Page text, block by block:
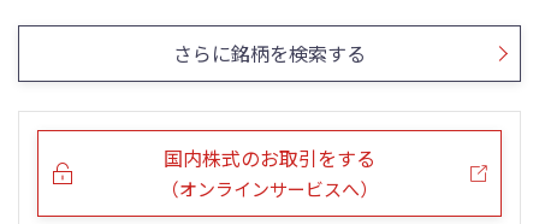
さらに銘柄を検索する
国内株式のお取引をする
（オンラインサービスへ）